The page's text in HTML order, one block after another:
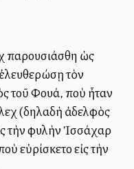
παρουσιάσθη ὡς
τὸν
τοῦ Φουά, ποὺ ἦταν
(δηλαδὴ ἀδελφὸς
τὴν φυλὴν Ἰσσάχαρ
εὑρίσκετο εἰς τὴν